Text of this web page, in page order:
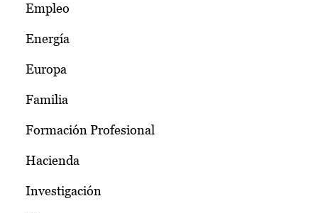
Empleo
Energía
Europa
Familia
Formación Profesional
Hacienda
Investigación